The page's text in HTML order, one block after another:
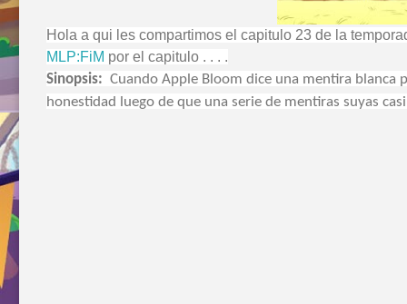
Hola a qui les compartimos el capitulo 23 de la
MLP:FiM por el capitulo . . . .
Sinopsis: Cuando Apple Bloom dice una mentira blanca
honestidad luego de que una serie de mentiras suyas